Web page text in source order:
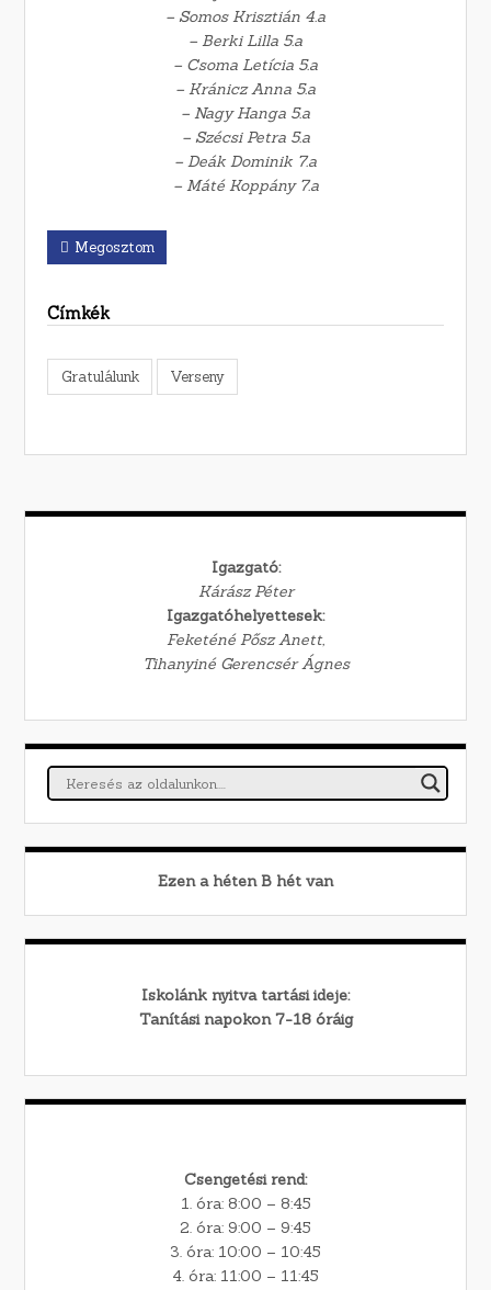
– Somos Krisztián 4.a
– Berki Lilla 5.a
– Csoma Letícia 5.a
– Kránicz Anna 5.a
– Nagy Hanga 5.a
– Szécsi Petra 5.a
– Deák Dominik 7.a
– Máté Koppány 7.a
Megosztom
Címkék
Gratulálunk Verseny
Igazgató:
Kárász Péter
Igazgatóhelyettesek:
Feketéné Pősz Anett,
Tihanyiné Gerencsér Ágnes
Ezen a héten B hét van
Iskolánk nyitva tartási ideje:
Tanítási napokon 7-18 óráig
Csengetési rend:
1. óra: 8:00 – 8:45
2. óra: 9:00 – 9:45
3. óra: 10:00 – 10:45
4. óra: 11:00 – 11:45